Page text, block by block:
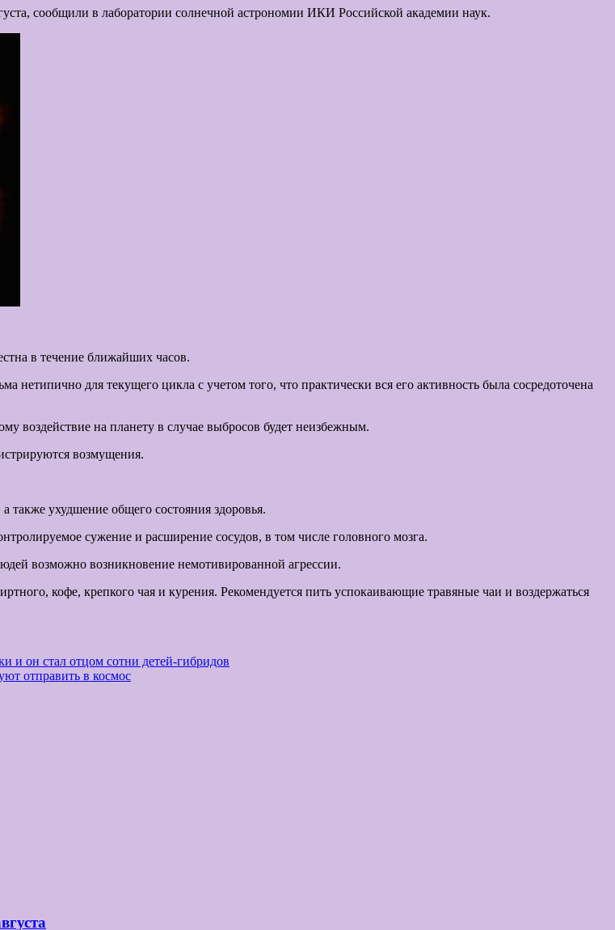
сообщили в лаборатории солнечной астрономии ИКИ Российской академии наук.
в течение ближайших часов.
для текущего цикла с учетом того, что практически вся его активность была сосредоточена
воздействие на планету в случае выбросов будет неизбежным.
возмущения.
также ухудшение общего состояния здоровья.
сужение и расширение сосудов, в том числе головного мозга.
возможно возникновение немотивированной агрессии.
кофе, крепкого чая и курения. Рекомендуется пить успокаивающие травяные чаи и воздержаться
и он стал отцом сотни детей-гибридов
отправить в космос